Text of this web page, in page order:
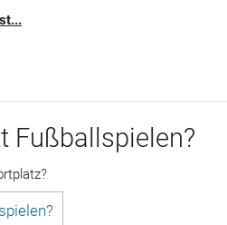
Fußballspielen?